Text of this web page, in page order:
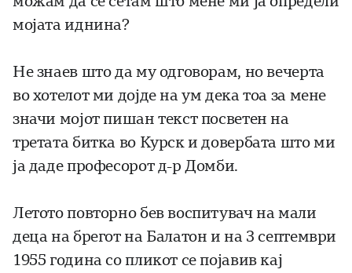
мојата иднина?
Не знаев што да му одговорам, но вечерта
во хотелот ми дојде на ум дека тоа за мене
значи мојот пишан текст посветен на
третата битка во Курск и довербата што ми
ја даде професорот д-р Домби.
Летото повторно бев воспитувач на мали
деца на брегот на Балатон и на 3 септември
1955 година со пликот се појавив кај